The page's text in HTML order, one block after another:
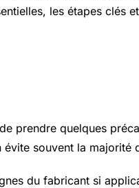
les étapes clés
prendre quelques
souvent la majorité
du fabricant si